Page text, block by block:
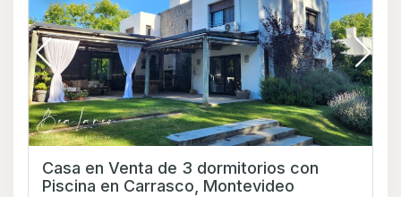
Casa en Venta de 3 dormitorios con
Piscina en Carrasco, Montevideo